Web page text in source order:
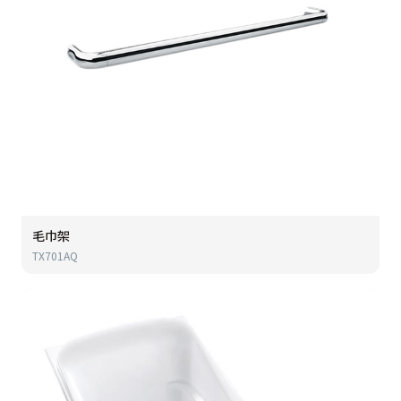
毛巾架
TX701AQ